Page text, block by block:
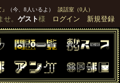
（今、8人いるよ） 談話室（0人）
。 ゲスト様 ログイン 新規登録